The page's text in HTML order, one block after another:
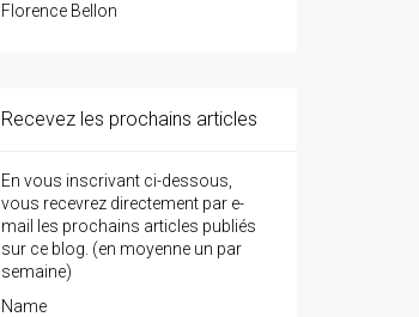
Florence Bellon
Recevez les prochains articles
En vous inscrivant ci-dessous,
vous recevrez directement par e-
mail les prochains articles publiés
sur ce blog. (en moyenne un par
semaine)
Name